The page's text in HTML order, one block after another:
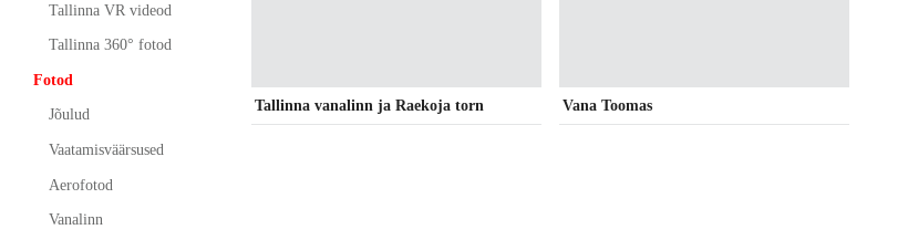
Tallinna VR videod
Tallinna 360° fotod
Fotod
Jõulud
Vaatamisväärsused
Aerofotod
Vanalinn
Tallinna vanalinn ja Raekoja torn Vana Toomas